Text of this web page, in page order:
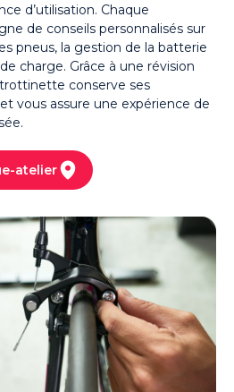
d’utilisation. Chaque
de conseils personnalisés sur
pneus, la gestion de la batterie
charge. Grâce à une révision
conserve ses
vous assure une expérience de
atelier